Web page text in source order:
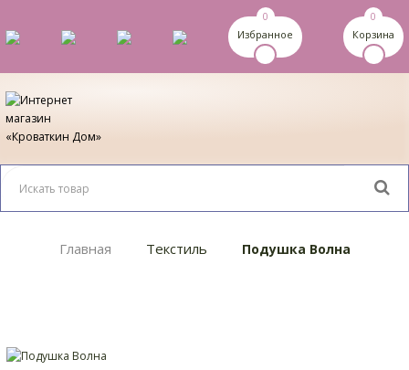
0
Избранное
0
Корзина
Главная Текстиль Подушка Волна